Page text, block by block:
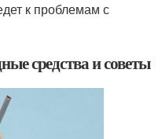
к проблемам с
средства и советы